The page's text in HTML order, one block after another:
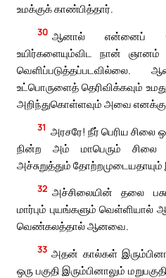
உமக்குக் காண்பித்தார்.
30 ஆனால் என்னைப்
உயிர்களையும்விட நான்
உட்பொருளைத் தெரிவிக்கவும்
அறிந்துகொள்ளவும் அவை எனக்கு
31 அரசரே! நீர் பெரிய
நின்ற அம் மாபெரும் சிலை
அச்சுறுத்தும் தோற்றமுடையதாயும்
32 அச்சிலையின் தலை
மார்பும் புயங்களும்
வெண்கலத்தால் ஆனவை.
33 அதன் கால்கள்
ஒரு பகுதி இரும்பினாலும்